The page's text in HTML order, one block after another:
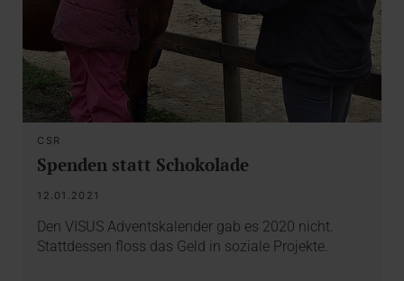
CSR
Spenden statt Schokolade
12.01.2021
Den VISUS Adventskalender gab es 2020 nicht.
Stattdessen floss das Geld in soziale Projekte.